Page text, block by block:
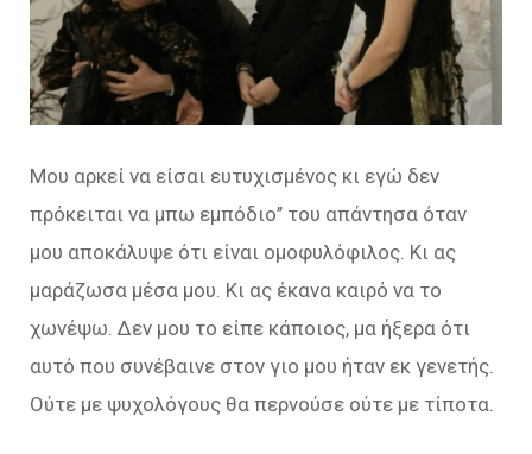
Μου αρκεί να είσαι ευτυχισμένος κι εγώ δεν
πρόκειται να μπω εμπόδιο’’ του απάντησα όταν
μου αποκάλυψε ότι είναι ομοφυλόφιλος. Κι ας
μαράζωσα μέσα μου. Κι ας έκανα καιρό να το
χωνέψω. Δεν μου το είπε κάποιος, μα ήξερα ότι
αυτό που συνέβαινε στον γιο μου ήταν εκ γενετής.
Ούτε με ψυχολόγους θα περνούσε ούτε με τίποτα.